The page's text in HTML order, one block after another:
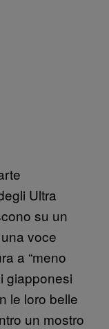
Ultra
su un
voce
a “meno
giapponesi
le loro belle
un mostro